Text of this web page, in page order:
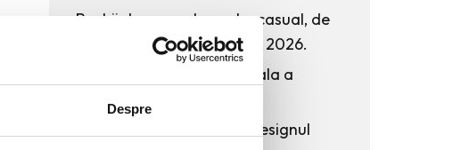
Despre
Rochii de vara, elegante, casual, de
vacanta. Inspiratie pentru 2026.
Bucurestiul pe harta globala a
Mercedes-Benz
Funda, element cheie in designul